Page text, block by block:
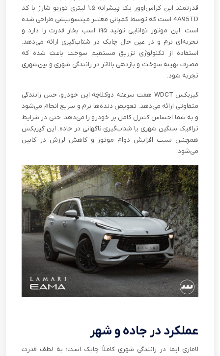
قدرتمند این کراس‌اوور یک پیشرانه‌ ۱.۵ لیتری توربو شارژ با کد
4A95TD است که توسط کمپانی معتبر میتسوبیشی طراحی شده
است. این موتور توانایی تولید ۱۹۵ اسب بخار قدرت را دارد و
تجربه‌ای نرم و در عین حال چابک در شتاب‌گیری ارائه می‌دهد.
استفاده از تکنولوژی تزریق مستقیم سوخت باعث شده که
مصرف بهینه سوخت و بازدهی بالاتر در رانندگی شهری و بین‌شهری
تجربه شود.
گیربکس WDCT هفت سرعته دوکلاچه این خودرو، حس رانندگی
متفاوتی ارائه می‌دهد. تعویض دنده‌ها نرم و سریع انجام می‌شود
و به شما احساس کنترل کامل بر خودرو را می‌دهد، حتی در شرایط
ترافیک سنگین شهری یا شتاب‌گیری ناگهانی در جاده. این گیربکس
همچنین سبب افزایش دوام موتور و کاهش لرزش در کابین
می‌شود.
عملکرد در جاده و شهر
لاماری ایما در رانندگی شهری کاملاً چابک است؛ به لطف قدرت